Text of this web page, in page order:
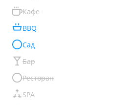
Кафе
BBQ
Сад
Бар
Ресторан
SPA